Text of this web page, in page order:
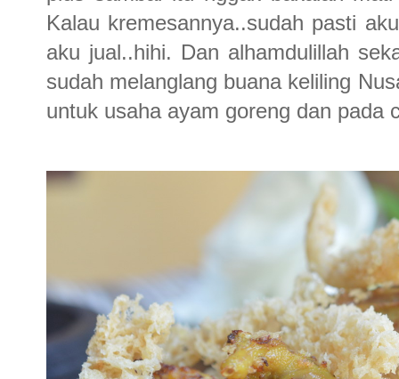
Kalau kremesannya..sudah pasti
aku jual..hihi. Dan alhamdulillah
sudah melanglang buana keliling
untuk usaha ayam goreng dan pada